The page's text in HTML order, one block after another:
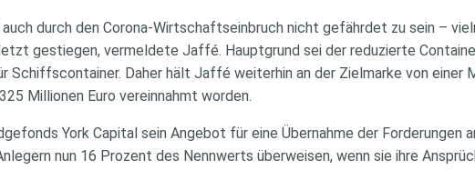
durch den Corona-Wirtschaftseinbruch nicht gefährdet zu sein –
gestiegen, vermeldete Jaffé. Hauptgrund sei der reduzierte
Schiffscontainer. Daher hält Jaffé weiterhin an der Zielmarke von einer
Millionen Euro vereinnahmt worden.
York Capital sein Angebot für eine Übernahme der Forderungen
nun 16 Prozent des Nennwerts überweisen, wenn sie ihre